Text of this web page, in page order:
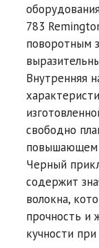
783
поворотным
Внутренняя
свободно
повышающем
Черный
содержит
волокна,
прочность и
кучности